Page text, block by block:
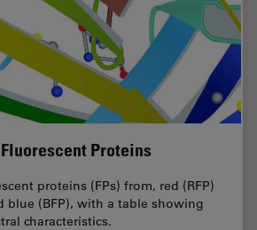
Proteins
proteins (FPs) from, red (RFP)
blue (BFP), with a table showing
characteristics.